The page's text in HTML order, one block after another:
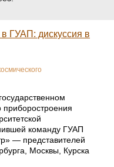
в ГУАП: дискуссия в
приборостроения
команду ГУАП
— представителей
Москвы, Курска